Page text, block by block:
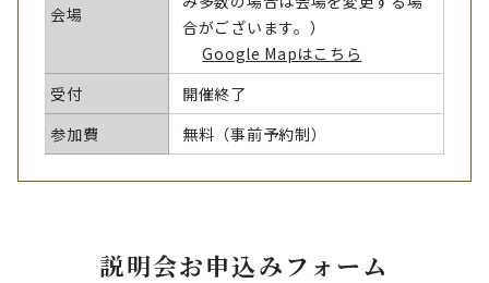
会場
合がございます。）
Google Mapはこちら
受付
開催終了
参加費
無料（事前予約制）
説明会お申込みフォーム